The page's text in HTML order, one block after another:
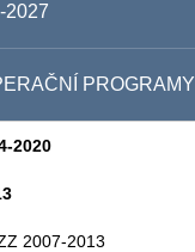
2027
PROGRAMY
2020
2007-2013